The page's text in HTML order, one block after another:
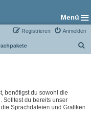
Menü
Anmelden
Registrieren
benötigst du sowohl die
Solltest du bereits unser
Sprachdateien und Grafiken